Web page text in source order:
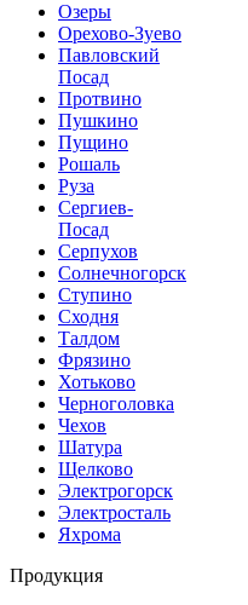
Озеры
Орехово-Зуево
Павловский
Посад
Протвино
Пушкино
Пущино
Рошаль
Руза
Сергиев-
Посад
Серпухов
Солнечногорск
Ступино
Сходня
Талдом
Фрязино
Хотьково
Черноголовка
Чехов
Шатура
Щелково
Электрогорск
Электросталь
Яхрома
Продукция